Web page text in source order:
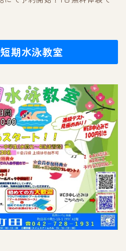
期水泳教室